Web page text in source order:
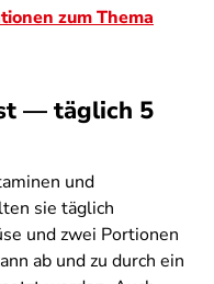
zum Thema
— täglich 5
und
sie täglich
und zwei Portionen
ab und zu durch ein